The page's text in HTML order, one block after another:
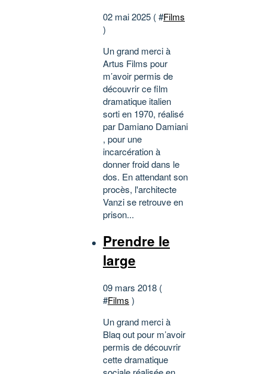
02 mai 2025 ( #Films
)
Un grand merci à
Artus Films pour
m’avoir permis de
découvrir ce film
dramatique italien
sorti en 1970, réalisé
par Damiano Damiani
, pour une
incarcération à
donner froid dans le
dos. En attendant son
procès, l'architecte
Vanzi se retrouve en
prison...
Prendre le
large
09 mars 2018 (
#Films )
Un grand merci à
Blaq out pour m’avoir
permis de découvrir
cette dramatique